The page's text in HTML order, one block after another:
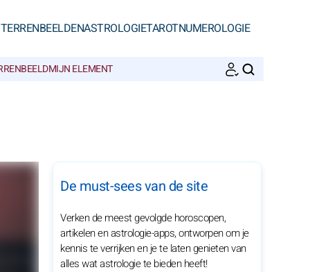
ASTROLOGIETAROTNUMEROLOGIE
MIJN ELEMENT
De must-sees van de site
Verken de meest gevolgde horoscopen,
artikelen en astrologie-apps, ontworpen om je
kennis te verrijken en je te laten genieten van
alles wat astrologie te bieden heeft!